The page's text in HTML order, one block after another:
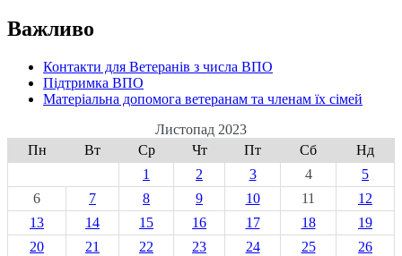
Важливо
Контакти для Ветеранів з числа ВПО
Підтримка ВПО
Матеріальна допомога ветеранам та членам їх сімей
Листопад 2023
Пн
Вт Ср Чт Пт Сб
Нд
1
2 3 4
5
6
7 8 9 10 11
12
13
14 15 16 17 18
19
20
21 22 23 24 25
26